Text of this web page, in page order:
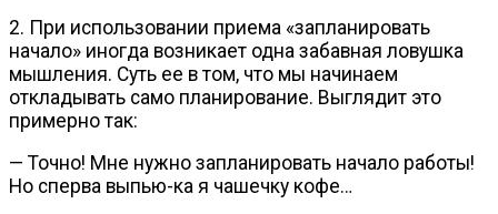
2. При использовании приема «запланировать
начало» иногда возникает одна забавная ловушка
мышления. Суть ее в том, что мы начинаем
откладывать само планирование. Выглядит это
примерно так:
— Точно! Мне нужно запланировать начало работы!
Но сперва выпью-ка я чашечку кофе…